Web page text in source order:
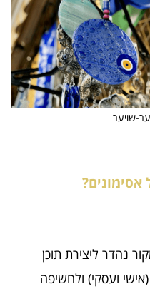
שויער
אסימונים?
נהדר ליצירת תוכן
ועסקי) ולחשיפה